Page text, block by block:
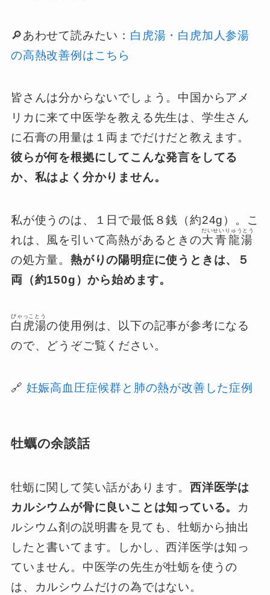
🔎あわせて読みたい： 白虎湯・白虎加人参湯
の高熱改善例はこちら
皆さんは分からないでしょう。中国からアメ
リカに来て中医学を教える先生は、学生さん
に石膏の用量は１両までだけだと教えます。
彼らが何を根拠にしてこんな発言をしてる
か、私はよく分かりません。
私が使うのは、１日で最低８銭（約24g）。こ
れは、風を引いて高熱があるときの大青龍湯
だいせいりゅうとう
の処方量。 熱がりの陽明症に使うときは、５
両（約150g）から始めます。
白虎湯
びゃっことう
の使用例は、以下の記事が参考になる
ので、どうぞご覧ください。
🔗 妊娠高血圧症候群と肺の熱が改善した症例
牡蠣の余談話
牡蛎に関して笑い話があります。 西洋医学は
カルシウムが骨に良いことは知っている。 カ
ルシウム剤の説明書を見ても、牡蛎から抽出
したと書いてます。しかし、西洋医学は知っ
ていません。中医学の先生が牡蛎を使うの
は、カルシウムだけの為ではない。